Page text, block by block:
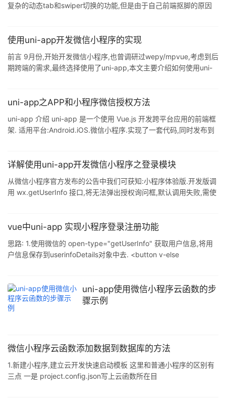
复杂的动态tab和swiper切换的功能,但是由于自己前端抠脚的原因
转为为uni-app项目呢?搜索了下网上的相关解决方案还真有个将微
uniapp],接下来就看看如何实操吧! miniprogram-to-uniapp项目介
绍:
使用uni-app开发微信小程序的实现
前言 9月份,开始开发微信小程序,也曾调研过wepy/mpvue,考虑到后
期跨端的需求,最终选择使用了uni-app,本文主要介绍如何使用uni-
uni-app是一个使用Vue.js 开发所有前端应用的框架,开发者编写一
度/头条/QQ/钉钉)等多个平台. 即使不
uni-app之APP和小程序微信授权方法
uni-app 介绍 uni-app 是一个使用 Vue.js 开发跨平台应用的前端框
架. 适用平台:Android.iOS.微信小程序.实现了一套代码,同时发布到
uni.getProvider({ service: 'oauth', success: function (res) {
详解使用uni-app开发微信小程序之登录模块
从微信小程序官方发布的公告中我们可获知:小程序体验版.开发版调
用 wx.getUserInfo 接口,将无法弹出授权询问框,默认调用失败,需使
过,可以使用该接口获取用户信息 但在实际开发中我们可能需要弹出
<buttonopen-typ
vue中uni-app 实现小程序登录注册功能
思路: 1.使用微信的 open-type="getUserInfo" 获取用户信息,将用
户信息保存到userinfoDetails对象中去. <button v-else
uni-app使用微信小程序云函数的步
骤示例
微信小程序云函数添加数据到数据库的方法
1.新建小程序,建立云开发快速启动模板 这里和普通小程序的区别有
三点 一是 project.config.json写上云函数所在目